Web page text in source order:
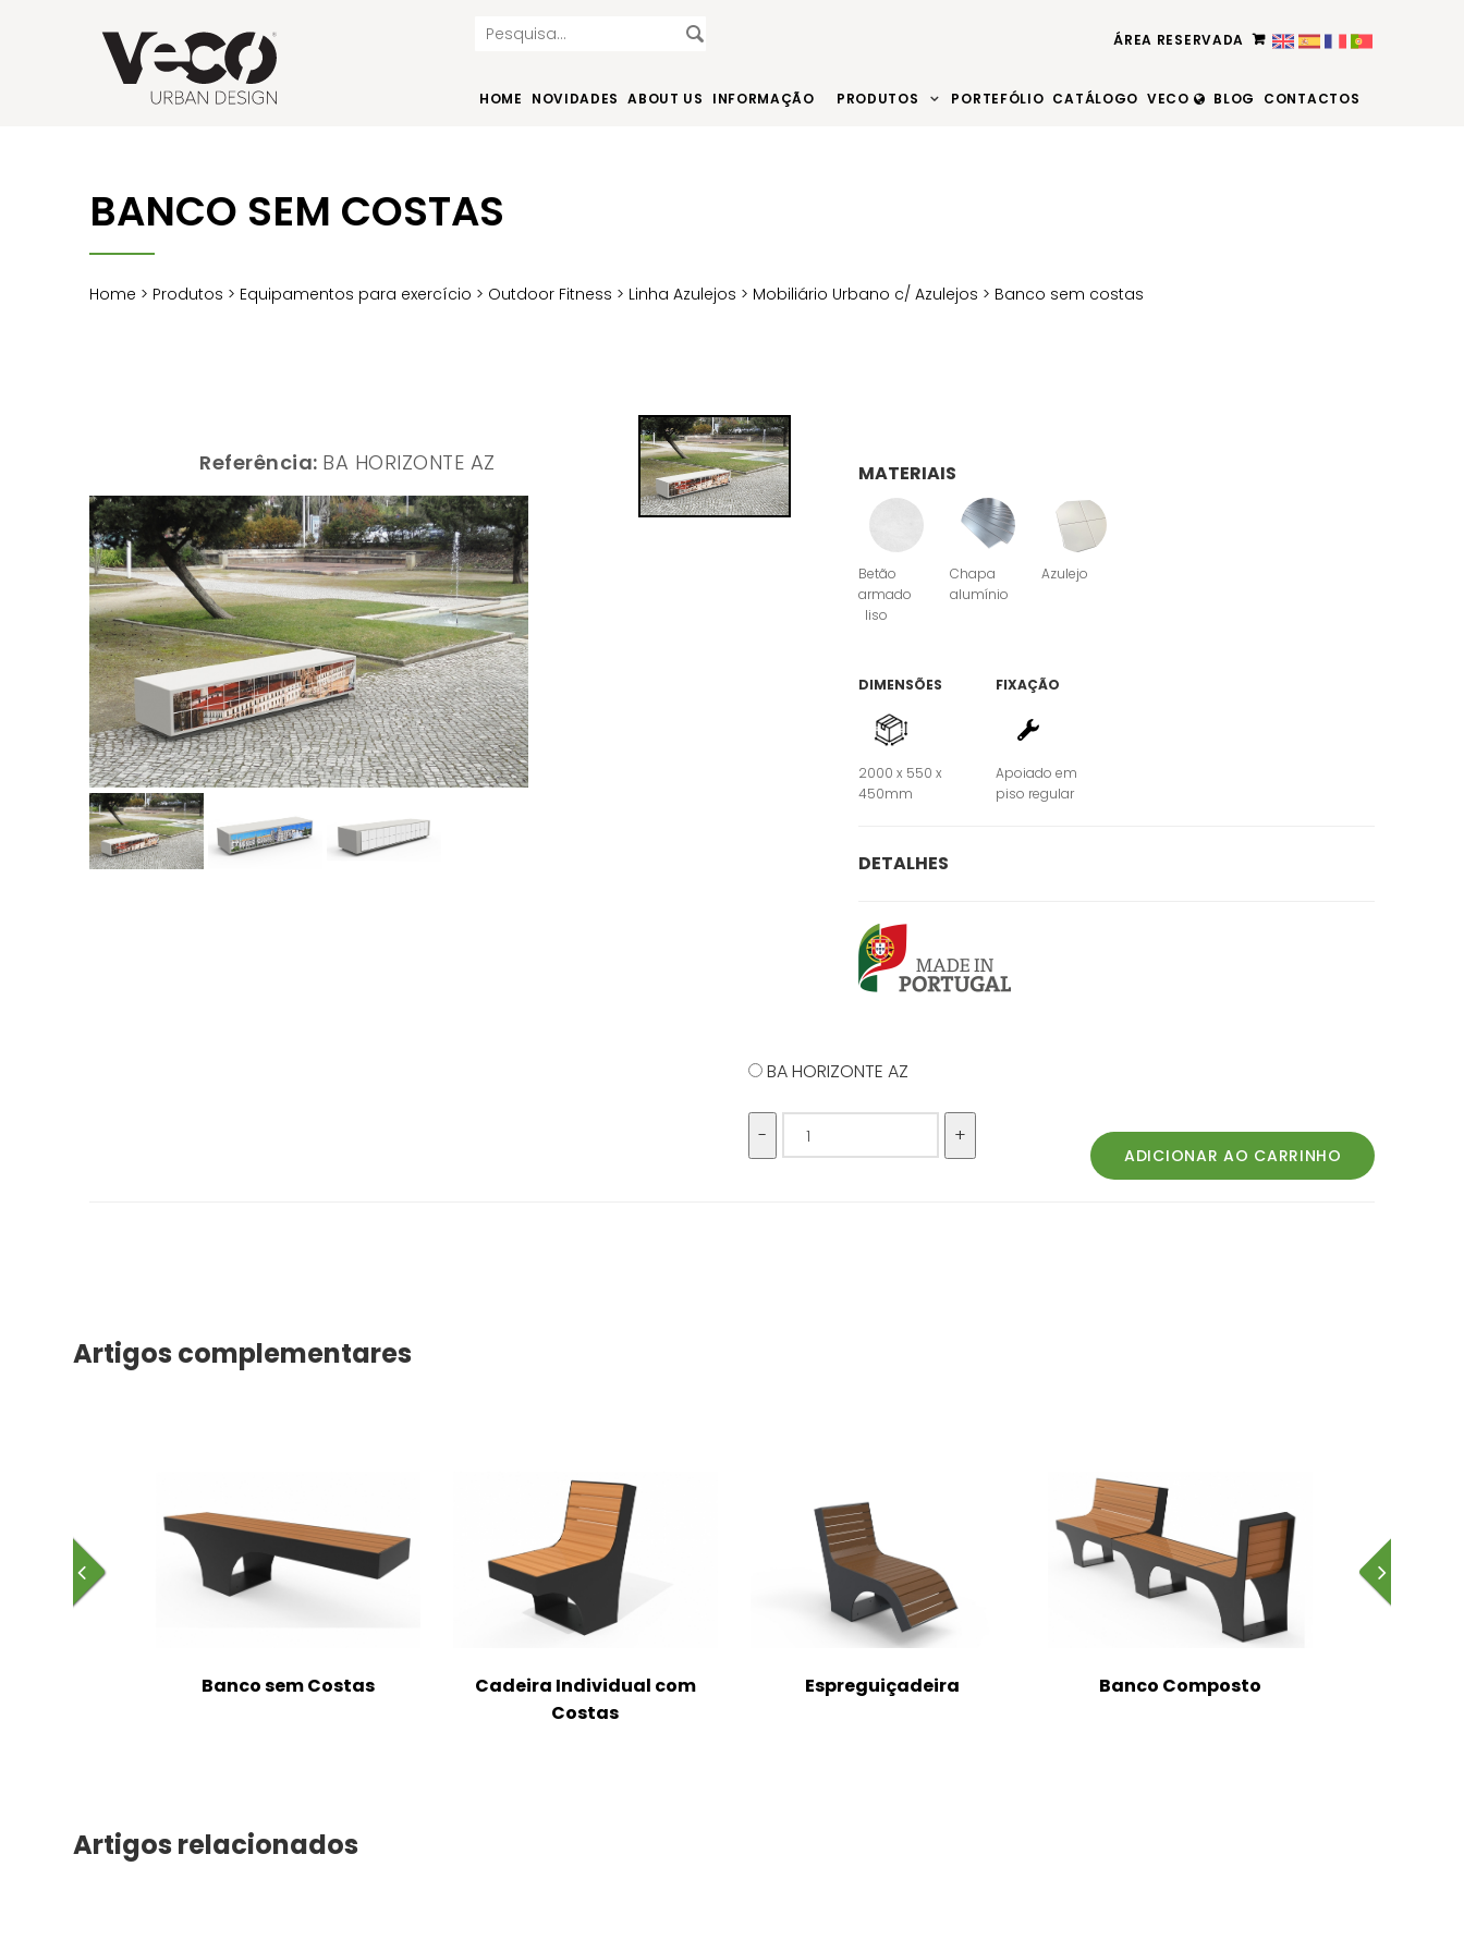
ÁREA RESERVADA
HOME NOVIDADES ABOUT US INFORMAÇÃO PRODUTOS PORTEFÓLIO CATÁLOGO VECO BLOG CONTACTOS
BANCO SEM COSTAS
Home > Produtos > Equipamentos para exercício > Outdoor Fitness > Linha Azulejos > Mobiliário Urbano c/ Azulejos > Banco sem costas
Referência: BA HORIZONTE AZ MATERIAIS
Betão
armado
liso
Chapa
alumínio
Azulejo
DIMENSÕES
2000 x 550 x
450mm
FIXAÇÃO
Apoiado em
piso regular
DETALHES
BA HORIZONTE AZ
Artigos complementares
Banco sem Costas
Cadeira Individual com
Costas
Espreguiçadeira Banco Composto
Artigos relacionados